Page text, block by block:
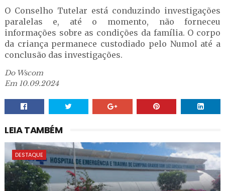
O Conselho Tutelar está conduzindo investigações
paralelas e, até o momento, não forneceu
informações sobre as condições da família. O corpo
da criança permanece custodiado pelo Numol até a
conclusão das investigações.
Do Wscom
Em 10.09.2024
LEIA TAMBÉM
DESTAQUE